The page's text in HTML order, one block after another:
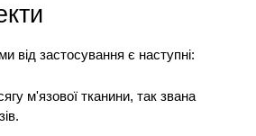
від застосування є наступні:
м'язової тканини, так звана